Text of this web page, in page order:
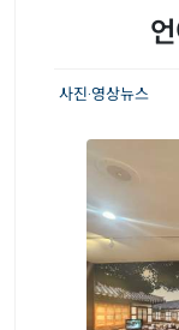
사진·영상뉴스